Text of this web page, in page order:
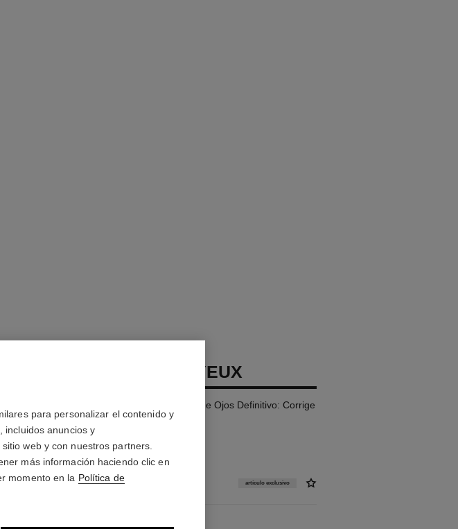
CORRECTEUR YEUX
Tratamiento para el Contorno de Ojos Definitivo: Corrige
e Ilumina
Más información
Ref. 131896
105 €(10500€/KG) artículo exclusivo
para personalizar el contenido y
incluidos anuncios y
web y con nuestros partners.
más información haciendo clic en
momento en la Política de